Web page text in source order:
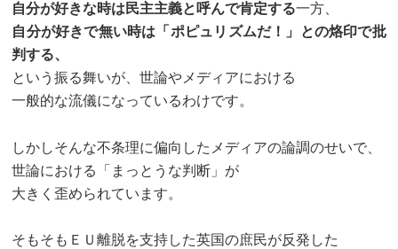
自分が好きな時は民主主義と呼んで肯定する一方、
自分が好きで無い時は「ポピュリズムだ！」との烙印で批
判する、
という振る舞いが、世論やメディアにおける
一般的な流儀になっているわけです。
しかしそんな不条理に偏向したメディアの論調のせいで、
世論における「まっとうな判断」が
大きく歪められています。
そもそもＥＵ離脱を支持した英国の庶民が反発した